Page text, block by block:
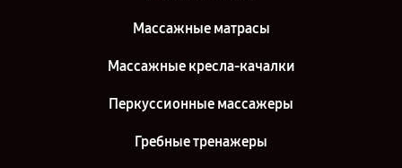
Массажные матрасы
Массажные кресла-качалки
Перкуссионные массажеры
Гребные тренажеры